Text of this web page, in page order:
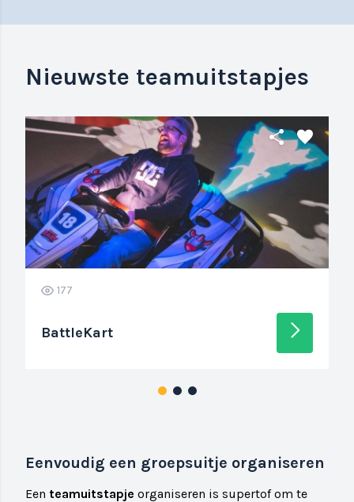
Nieuwste teamuitstapjes
177
BattleKart arrow_forward_ios
share favorite
Eenvoudig een groepsuitje organiseren
Een teamuitstapje organiseren is supertof om te